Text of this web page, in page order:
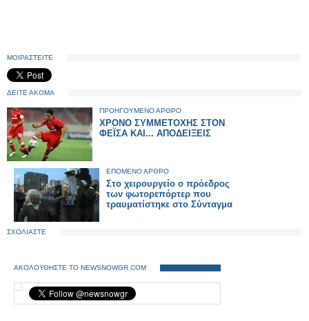
ΜΟΙΡΑΣΤΕΙΤΕ
ΔΕΙΤΕ ΑΚΟΜΑ
ΠΡΟΗΓΟΥΜΕΝΟ ΑΡΘΡΟ
ΧΡΟΝΟ ΣΥΜΜΕΤΟΧΗΣ ΣΤΟΝ
ΦΕΪΣΑ ΚΑΙ... ΑΠΟΔΕΙΞΕΙΣ
ΕΠΟΜΕΝΟ ΑΡΘΡΟ
Στο χειρουργείο ο πρόεδρος
των φωτορεπόρτερ που
τραυματίστηκε στο Σύνταγμα
ΣΧΟΛΙΑΣΤΕ
ΑΚΟΛΟΥΘΗΣΤΕ ΤΟ NEWSNOWGR.COM